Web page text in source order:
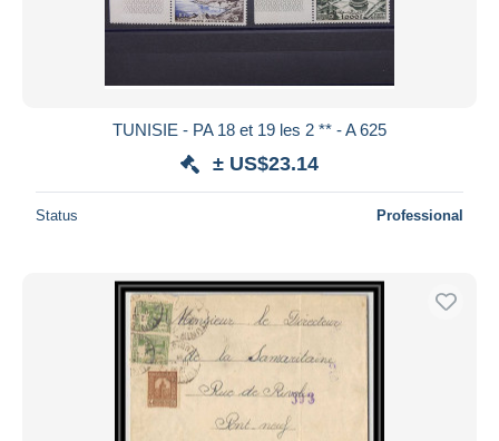
TUNISIE - PA 18 et 19 les 2 ** - A 625
± US$23.14
Status Professional